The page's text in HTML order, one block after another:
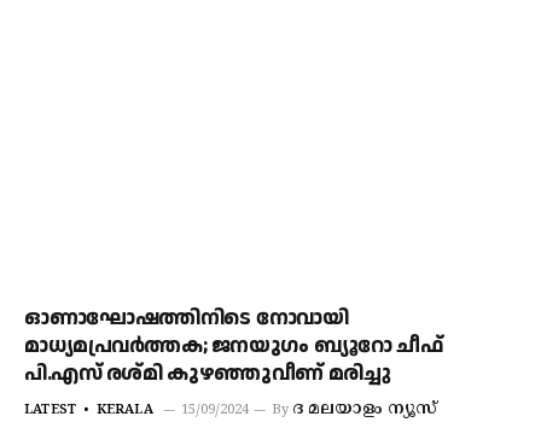
ഓണാഘോഷത്തിനിടെ നോവായി
മാധ്യമപ്രവർത്തക; ജനയുഗം ബ്യൂറോ ചീഫ്
പി.എസ് രശ്മി കുഴഞ്ഞുവീണ് മരിച്ചു
LATEST KERALA 15/09/2024 By ദ മലയാളം ന്യൂസ്‌